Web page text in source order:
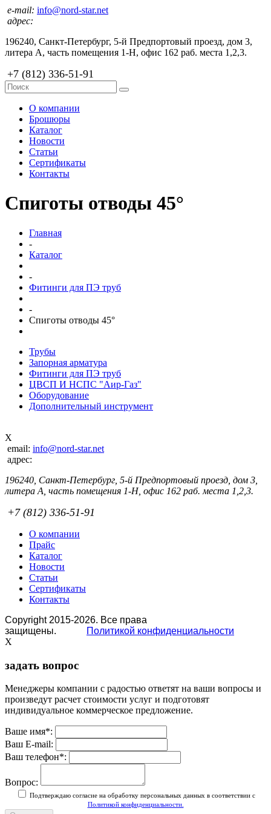
e-mail: info@nord-star.net
адрес:
196240, Санкт-Петербург, 5-й Предпортовый проезд, дом 3,
литера А, часть помещения 1-Н, офис 162 раб. места 1,2,3.
+7 (812) 336-51-91
О компании
Брошюры
Каталог
Новости
Статьи
Сертификаты
Контакты
Спиготы отводы 45°
Главная
-
Каталог
-
Фитинги для ПЭ труб
-
Спиготы отводы 45°
Трубы
Запорная арматура
Фитинги для ПЭ труб
ЦВСП И НСПС "Аир-Газ"
Оборудование
Дополнительный инструмент
X
email: info@nord-star.net
адрес:
196240, Санкт-Петербург, 5-й Предпортовый проезд, дом 3,
литера А, часть помещения 1-Н, офис 162 раб. места 1,2,3.
+7 (812) 336-51-91
О компании
Прайс
Каталог
Новости
Статьи
Сертификаты
Контакты
Copyright 2015-2026. Все права
защищены.
Политикой конфиденциальности
X
задать вопрос
Менеджеры компании с радостью ответят на ваши вопросы и
произведут расчет стоимости услуг и подготовят
индивидуальное коммерческое предложение.
Ваше имя*:
Ваш E-mail:
Ваш телефон*:
Вопрос:
Подтверждаю согласие на обработку персональных данных в соответствии с
Политикой конфиденциальности.